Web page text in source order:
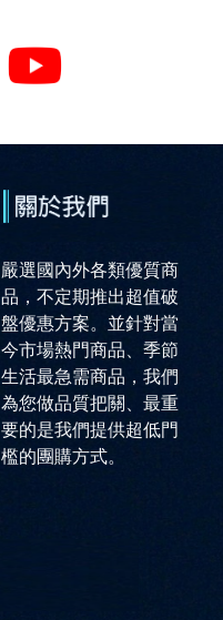
嚴選國內外各類優質商
品，不定期推出超值破
盤優惠方案。並針對當
今市場熱門商品、季節
生活最急需商品，我們
為您做品質把關、最重
要的是我們提供超低門
檻的團購方式。